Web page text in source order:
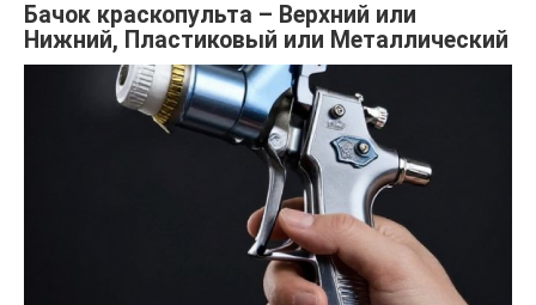
Бачок краскопульта – Верхний или
Нижний, Пластиковый или Металлический